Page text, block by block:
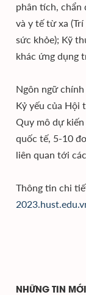
phân tích, chẩn
và y tế từ xa
sức khỏe); Kỹ
khác ứng dụng
Ngôn ngữ
Kỷ yếu của Hội
Quy mô dự
quốc tế, 5-10
liên quan tới
Thông tin chi
NHỮNG TIN